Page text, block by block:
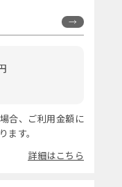
合、ご利用金額に
す。
詳細はこちら